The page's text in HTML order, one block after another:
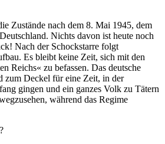
Zustände nach dem 8. Mai 1945, dem
Nichts davon ist heute noch
Nach der Schockstarre folgt
Es bleibt keine Zeit, sich mit den
Reichs« zu befassen. Das deutsche
zum Deckel für eine Zeit, in der
gingen und ein ganzes Volk zu Tätern
während das Regime